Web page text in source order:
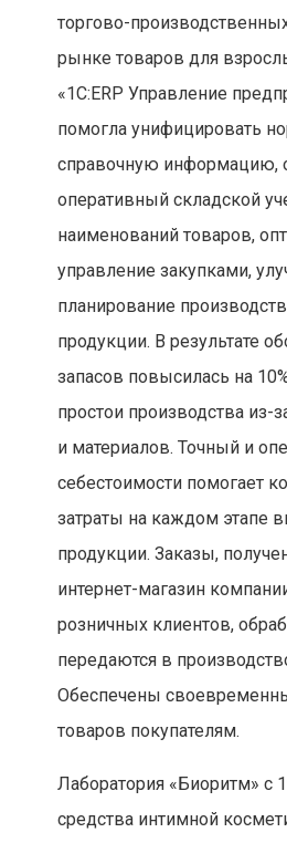
торгово-
рынке товаров для
«1С:ERP Управление
помогла унифицировать
справочную информацию,
оперативный складской
наименований товаров,
управление закупками,
планирование
продукции. В результате
запасов повысилась на
простои производства из-
и материалов. Точный и
себестоимости помогает
затраты на каждом этапе
продукции. Заказы,
интернет-магазин
розничных клиентов,
передаются в
Обеспечены
товаров покупателям.
Лаборатория «Биоритм» с
средства интимной